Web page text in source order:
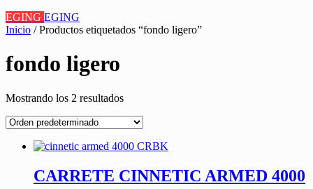
EGING EGING
Inicio / Productos etiquetados “fondo ligero”
fondo ligero
Mostrando los 2 resultados
CARRETE CINNETIC ARMED 4000